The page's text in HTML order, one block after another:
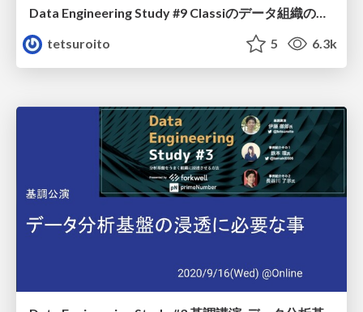
Data Engineering Study #9 Classiのデータ組織の歩み
tetsuroito
5 6.3k